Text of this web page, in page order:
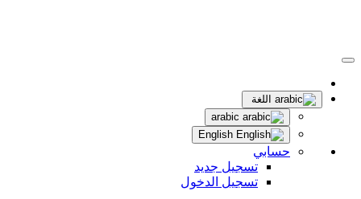
اللغة
حسابي
تسجيل جديد
تسجيل الدخول